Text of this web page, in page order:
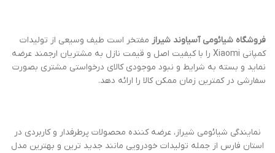
فروشگاه شیائومی آسیاوند شیراز مفتخر است طیف وسیعی از تولیدات
کمپانی Xiaomi را با کیفیت اصل و قیمت نازل به مشتریان ارجمند عرضه
نماید و بسته به شرایط و نبود موجودی کالای درخواستی مشتری بصورت
سفارشی در کمترین زمان ممکن کالا را ارائه دهد.
نمایندگی شیائومی شیراز، عرضه کننده محصولات پرطرفدار و کاربردی در
استان فارس از جمله تولیدات خودرویی مانند جدید ترین و بهترین مدل